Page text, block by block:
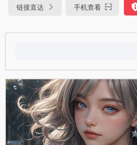
链接直达 手机查看